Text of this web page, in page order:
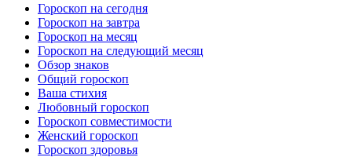
Гороскоп на сегодня
Гороскоп на завтра
Гороскоп на месяц
Гороскоп на следующий месяц
Обзор знаков
Общий гороскоп
Ваша стихия
Любовный гороскоп
Гороскоп совместимости
Женский гороскоп
Гороскоп здоровья